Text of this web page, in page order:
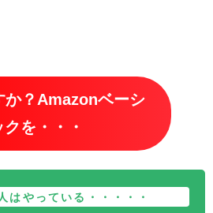
か？Amazonベーシ
クを・・・
はやっている・・・・・